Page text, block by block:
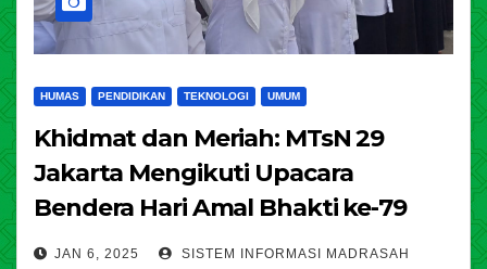
HUMAS PENDIDIKAN TEKNOLOGI UMUM
Khidmat dan Meriah: MTsN 29
Jakarta Mengikuti Upacara
Bendera Hari Amal Bhakti ke-79
Kemenag RI di Kanwil DKI Jakarta
JAN 6, 2025 SISTEM INFORMASI MADRASAH